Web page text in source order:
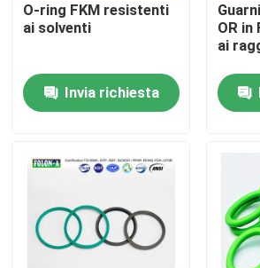
Chi siamo
O-ring FKM resistenti
ai solventi
Invia richiesta
OR in
ai